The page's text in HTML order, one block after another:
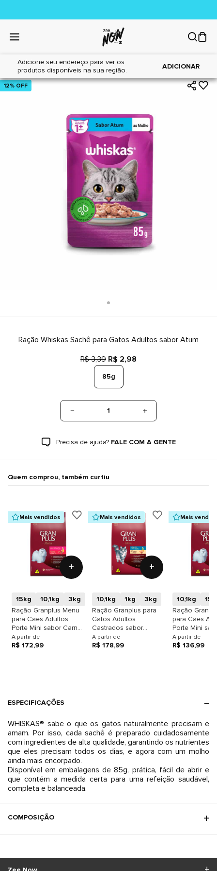
Adicione seu endereço para ver os
produtos disponíveis na sua região.
ADICIONAR
Home|Gatos|Alimentos
12% OFF
Ração Whiskas Sachê para Gatos Adultos sabor Atum
R$ 3,39 R$ 2,98
85g
1
Precisa de ajuda? FALE COM A GENTE
Quem comprou, também curtiu
Mais vendidos
+
15kg 10,1kg 3kg
1kg
Ração Granplus Menu
para Cães Adultos
Porte Mini sabor Carne
& Arroz
A partir de
R$ 172,99
Mais vendidos
+
10,1kg 1kg
3kg
Ração Granplus para
Gatos Adultos
Castrados sabor
Frango & Arroz
A partir de
R$ 178,99
Mais
10,1kg
Ração
para Cães
Porte Mini
& Arroz
A partir de
R$ 136,99
ESPECIFICAÇÕES
WHISKAS® sabe o que os gatos naturalmente precisam e
amam. Por isso, cada sachê é preparado cuidadosamente
com ingredientes de alta qualidade, garantindo os nutrientes
que eles precisam todos os dias, e agora com um molho
ainda mais encorpado.
Disponível em embalagens de 85g, prática, fácil de abrir e
que contém a medida certa para uma refeição saudável,
completa e balanceada.
COMPOSIÇÃO